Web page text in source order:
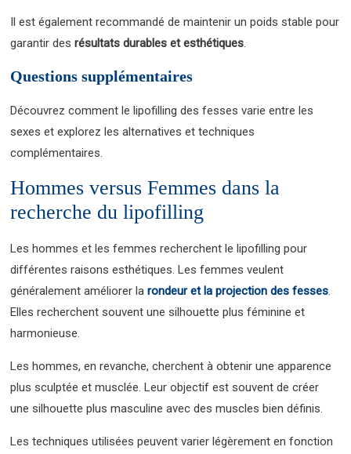
Il est également recommandé de maintenir un poids stable pour
garantir desrésultats durables et esthétiques
Questions supplémentaires
Découvrez comment le lipofilling des fesses varie entre les
sexes et explorez les alternatives et techniques
complémentaires.
Hommes versus Femmes dans la
recherche du lipofilling
Les hommes et les femmes recherchent le lipofilling pour
différentes raisons esthétiques. Les femmes veulent
généralement améliorer larondeur et la projection des fesses
Elles recherchent souvent une silhouette plus féminine et
harmonieuse.
Les hommes, en revanche, cherchent à obtenir une apparence
plus sculptée et musclée. Leur objectif est souvent de créer
une silhouette plus masculine avec des muscles bien définis.
Les techniques utilisées peuvent varier légèrement en fonction